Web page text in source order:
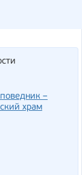
–
храм